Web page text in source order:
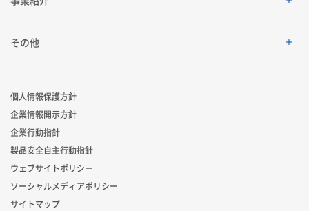
グローバルネットワーク
R&D
コーポレート・ベンチャー・キャピタル
スポーツ活動支援
業績・財務・ESGデータ
株式・社債情報
個人投資家の皆様へ
トップメッセージ
サステナビリティ貢献製品
社外からの評価
サステナビリティレポート
事業紹介
アドバンストライフライン
イノベーティブモビリティ
ライフサイエンス
採用情報
その他
ニュース
お問い合わせ
個人情報保護方針
企業情報開示方針
企業行動指針
製品安全自主行動指針
ウェブサイトポリシー
ソーシャルメディアポリシー
サイトマップ